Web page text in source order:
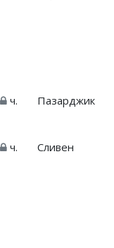
ч. Пазарджик
ч. Сливен